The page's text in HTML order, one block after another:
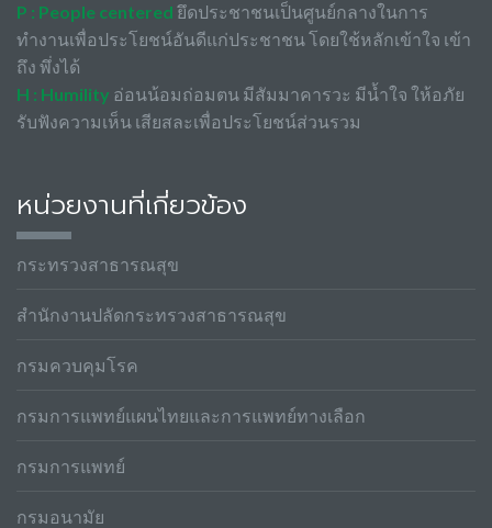
P : People centered ยึดประชาชนเป็นศูนย์กลางในการ
ทำงานเพื่อประโยชน์อันดีแก่ประชาชน โดยใช้หลักเข้าใจ เข้า
ถึง พึ่งได้
H : Humility อ่อนน้อมถ่อมตน มีสัมมาคารวะ มีน้ำใจ ให้อภัย
รับฟังความเห็น เสียสละเพื่อประโยชน์ส่วนรวม
หน่วยงานที่เกี่ยวข้อง
กระทรวงสาธารณสุข
สำนักงานปลัดกระทรวงสาธารณสุข
กรมควบคุมโรค
กรมการแพทย์แผนไทยและการแพทย์ทางเลือก
กรมการแพทย์
กรมอนามัย